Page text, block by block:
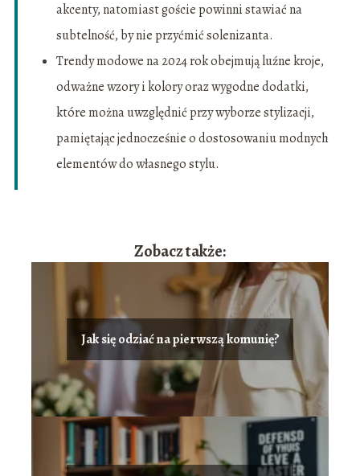
akcenty, natomiast goście powinni stawiać na
subtelność, by nie przyćmić solenizanta.
Trendy modowe na 2024 rok obejmują luźne kroje,
odważne wzory i kolory oraz wygodne dodatki,
które można uwzględnić przy wyborze stylizacji,
pamiętając jednocześnie o dostosowaniu modnych
elementów do własnego stylu.
Zobacz także:
Jak się odziać na pierwszą komunię?